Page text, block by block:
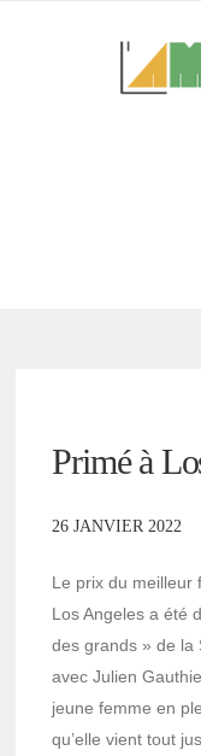
Primé à
26 JANVIER 2022
Le prix du meilleur
Los Angeles a été
des grands » de la
avec Julien
jeune femme en
qu’elle vient tout